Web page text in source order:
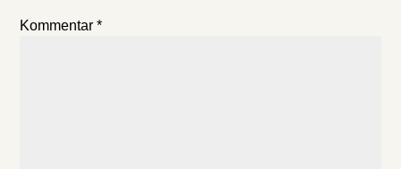
Kommentar*